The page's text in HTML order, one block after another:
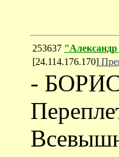
253637
[24.114.176.170]
-